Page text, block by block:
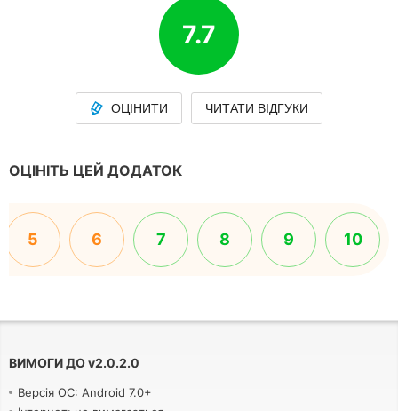
7.7
ОЦІНИТИ ЧИТАТИ ВІДГУКИ
ОЦІНІТЬ ЦЕЙ ДОДАТОК
5 6 7 8 9 10
ВИМОГИ ДОv2.0.2.0
Версія ОС: Android 7.0+